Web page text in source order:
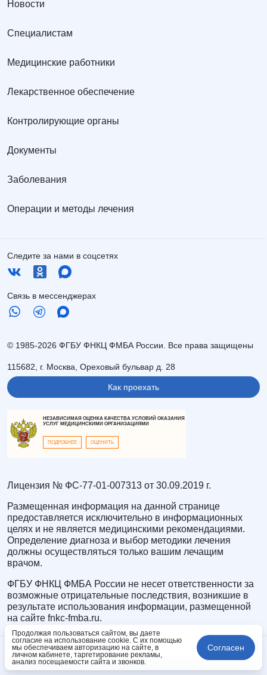
Новости
Специалистам
Медицинские работники
Лекарственное обеспечение
Контролирующие органы
Документы
Заболевания
Операции и методы лечения
Следите за нами в соцсетях
Связь в мессенджерах
© 1985-2026 ФГБУ ФНКЦ ФМБА России. Все права защищены
115682, г. Москва, Ореховый бульвар д. 28
Как проехать
НЕЗАВИСИМАЯ ОЦЕНКА КАЧЕСТВА УСЛОВИЙ ОКАЗАНИЯ
УСЛУГ МЕДИЦИНСКИМИ ОРГАНИЗАЦИЯМИ
ПОДРОБНЕЕ ОЦЕНИТЬ
Лицензия № ФС-77-01-007313 от 30.09.2019 г.
Размещенная информация на данной странице
предоставляется исключительно в информационных
целях и не является медицинскими рекомендациями.
Определение диагноза и выбор методики лечения
должны осуществляться только вашим лечащим
врачом.
ФГБУ ФНКЦ ФМБА России не несет ответственности за
возможные отрицательные последствия, возникшие в
результате использования информации, размещенной
на сайте fnkc-fmba.ru.
Продолжая пользоваться сайтом, вы даете
согласие на использование cookie. С их помощью
мы обеспечиваем авторизацию на сайте, в
личном кабинете, таргетирование рекламы,
анализ посещаемости сайта и звонков.
Согласен